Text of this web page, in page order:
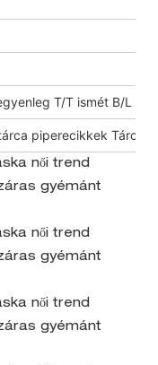
T/T ismét B/L
piperecikkek Tárolás